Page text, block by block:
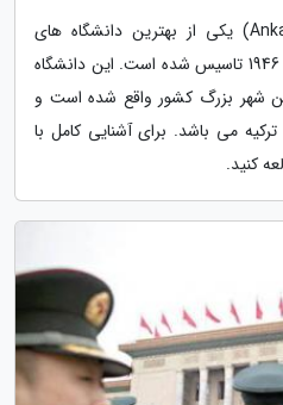
دانشگاه آنکارا (Ankara University) یکی از بهترین دانشگاه های
دولتی ترکیه می باشد که در سال 1946 تاسیس شده است. این دانشگاه
شهر بزرگ کشور واقع شده است و
می باشد. برای آشنایی کامل با
کنید.